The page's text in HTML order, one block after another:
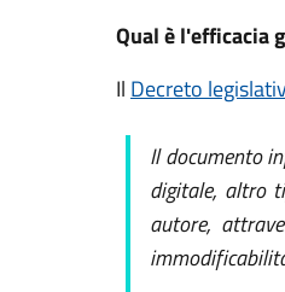
Qual è l'efficacia
Il Decreto
Il documento
digitale, altro
autore,